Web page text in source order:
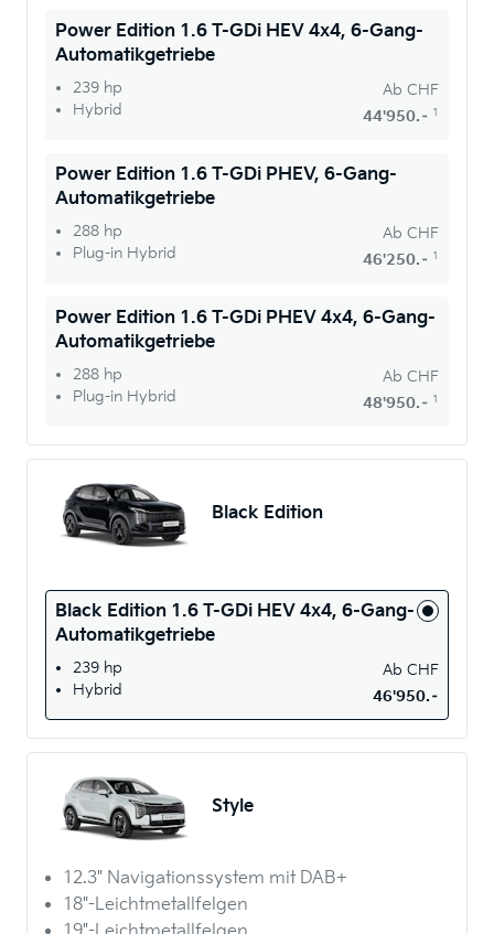
Power Edition 1.6 T-GDi HEV 4x4, 6-Gang-
Automatikgetriebe
239 hp
Hybrid
Ab CHF
44'950.– 1
Power Edition 1.6 T-GDi PHEV, 6-Gang-
Automatikgetriebe
288 hp
Plug-in Hybrid
Ab CHF
46'250.– 1
Power Edition 1.6 T-GDi PHEV 4x4, 6-Gang-
Automatikgetriebe
288 hp
Plug-in Hybrid
Ab CHF
48'950.– 1
Black Edition
Black Edition 1.6 T-GDi HEV 4x4, 6-Gang-
Automatikgetriebe
239 hp
Hybrid
Ab CHF
46'950.–
Style
12.3" Navigationssystem mit DAB+
18"-Leichtmetallfelgen